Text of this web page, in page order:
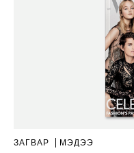
ЗАГВАР МЭДЭЭ